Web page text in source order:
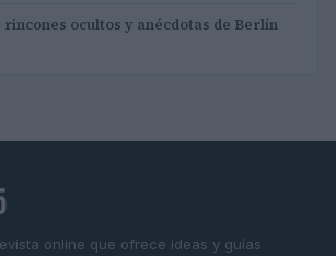
rincones ocultos y anécdotas de Berlín
online que ofrece ideas y guías